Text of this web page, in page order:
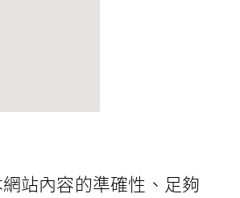
站內容的準確性、足夠